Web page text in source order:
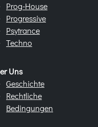
Prog-House
Progressive
Psytrance
Techno
Uns
Geschichte
Rechtliche
Bedingungen